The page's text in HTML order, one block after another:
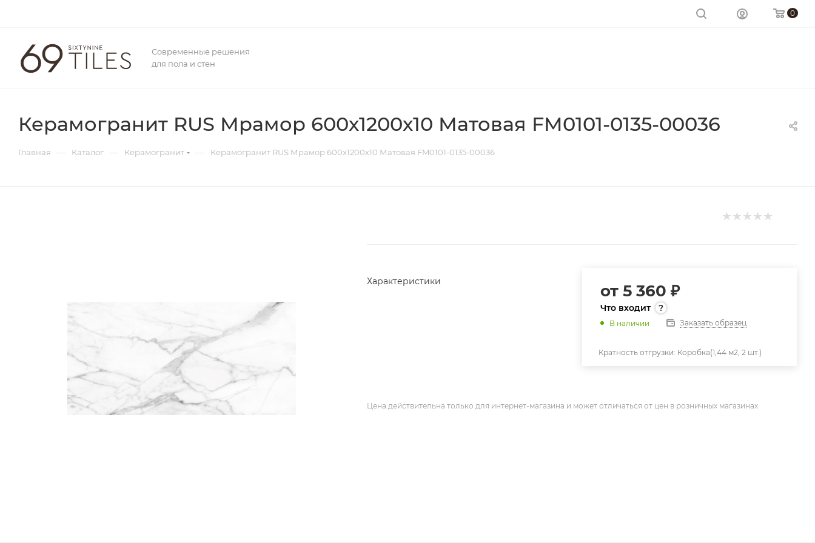
0
Современные решения
для пола и стен
Керамогранит RUS Мрамор 600х1200х10 Матовая FM0101-0135-00036
Главная — Каталог — Керамогранит — Керамогранит RUS Мрамор 600х1200х10 Матовая FM0101-0135-00036
Характеристики от 5 360 ₽
Что входит
В наличии Заказать образец
Кратность отгрузки: Коробка(1,44 м2, 2 шт.)
Цена действительна только для интернет-магазина и может отличаться от цен в розничных магазинах